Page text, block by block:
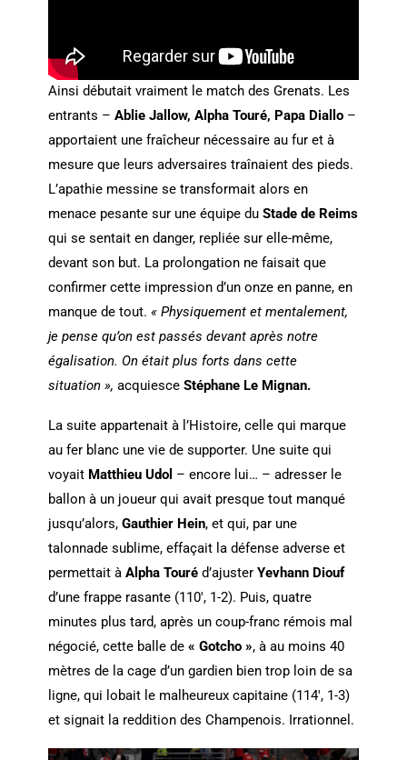
Ainsi débutait vraiment le match des Grenats. Les
entrants – Ablie Jallow, Alpha Touré, Papa Diallo–
apportaient une fraîcheur nécessaire au fur et à
mesure que leurs adversaires traînaient des pieds.
L’apathie messine se transformait alors en
menace pesante sur une équipe du Stade de Reims
qui se sentait en danger, repliée sur elle-même,
devant son but. La prolongation ne faisait que
confirmer cette impression d’un onze en panne, en
manque de tout. « Physiquement et mentalement,
je pense qu’on est passés devant après notre
égalisation. On était plus forts dans cette
situation », acquiesce Stéphane Le Mignan.
La suite appartenait à l’Histoire, celle qui marque
au fer blanc une vie de supporter. Une suite qui
voyait Matthieu Udol – encore lui… – adresser le
ballon à un joueur qui avait presque tout manqué
jusqu’alors, Gauthier Hein, et qui, par une
talonnade sublime, effaçait la défense adverse et
permettait à Alpha Touréd’ajuster Yevhann Diouf
d’une frappe rasante (110′, 1-2). Puis, quatre
minutes plus tard, après un coup-franc rémois mal
négocié, cette balle de « Gotcho », à au moins 40
mètres de la cage d’un gardien bien trop loin de sa
ligne, qui lobait le malheureux capitaine (114′, 1-3)
et signait la reddition des Champenois. Irrationnel.